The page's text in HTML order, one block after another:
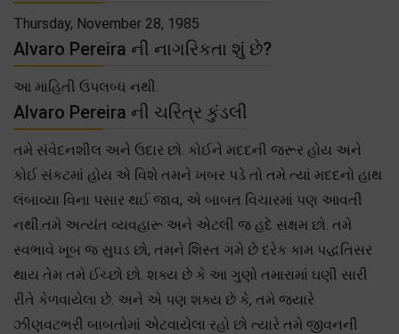
Thursday, November 28, 1985
Alvaro Pereira ની નાગરિકતા શું છે?
આ માહિતી ઉપલબ્ધ નથી.
Alvaro Pereira ની ચરિત્ર કુંડલી
તમે સંવેદનશીલ અને ઉદાર છો. કોઈને મદદની જરૂર હોય અને
કોઈ સંકટમાં હોય એ વિશે તમને ખબર પડે તો તમે ત્યાં મદદનો હાથ
લંબાવ્યા વિના પસાર થઈ જાવ, એ બાબત વિચારમાં પણ આવતી
નથી.તમે અત્યંત વ્યવહારૂ અને એટલી જ હદે સક્ષમ છો. તમે
સ્વભાવે ખૂબ જ સુઘડ છો, તમને શિસ્ત ગમે છે દરેક કામ પદ્ધતિસર
થાય તેમ તમે ઈચ્છો છો. શક્ય છે કે આ ગુણો તમારામાં ઘણી સારી
રીતે કેળવાયેલા છે. અને એ પણ શક્ય છે કે, તમે જ્યારે
ઝીણવટભરી બાબતોમાં એટવાયેલા રહો છો ત્યારે તમે જીવનની